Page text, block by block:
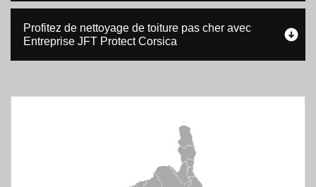
Profitez de nettoyage de toiture pas cher avec
Entreprise JFT Protect Corsica